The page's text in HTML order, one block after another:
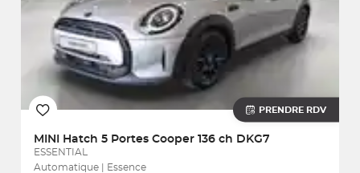
PRENDRE RDV
MINI Hatch 5 Portes Cooper 136 ch DKG7
ESSENTIAL
Automatique | Essence